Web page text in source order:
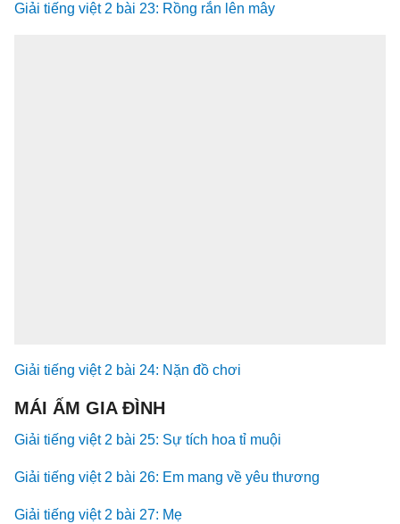
Giải tiếng việt 2 bài 23: Rồng rắn lên mây
Giải tiếng việt 2 bài 24: Nặn đồ chơi
MÁI ẤM GIA ĐÌNH
Giải tiếng việt 2 bài 25: Sự tích hoa tỉ muội
Giải tiếng việt 2 bài 26: Em mang về yêu thương
Giải tiếng việt 2 bài 27: Mẹ